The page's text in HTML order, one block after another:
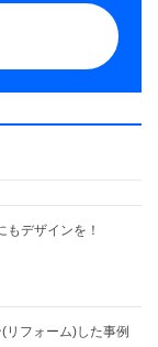
もデザインを！
リフォーム)した事例